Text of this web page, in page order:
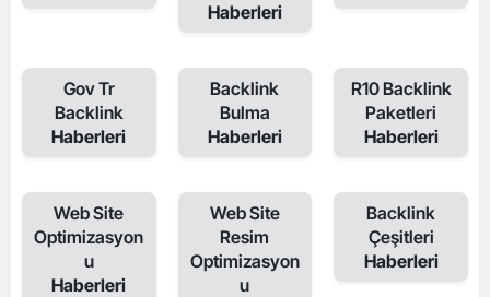
Haberleri
Gov Tr
Backlink
Haberleri
Backlink
Bulma
Haberleri
R10 Backlink
Paketleri
Haberleri
Web Site
Optimizasyon
u
Haberleri
Web Site
Resim
Optimizasyon
u
Backlink
Çeşitleri
Haberleri